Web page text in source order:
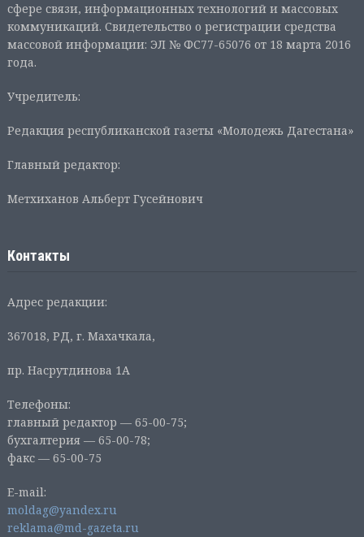
сфере связи, информационных технологий и массовых
коммуникаций. Свидетельство о регистрации средства
массовой информации: ЭЛ № ФС77-65076 от 18 марта 2016
года.
Учредитель:
Редакция республиканской газеты «Молодежь Дагестана»
Главный редактор:
Метхиханов Альберт Гусейнович
Контакты
Адрес редакции:
367018, РД, г. Махачкала,
пр. Насрутдинова 1А
Телефоны:
главный редактор — 65-00-75;
бухгалтерия — 65-00-78;
факс — 65-00-75
E-mail:
moldag@yandex.ru
reklama@md-gazeta.ru